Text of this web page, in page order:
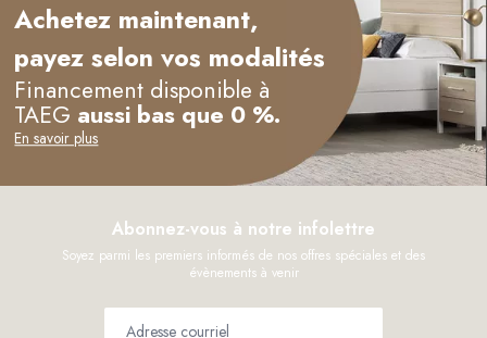
Achetez maintenant,
payez selon vos modalités
Financement disponible à
TAEG aussi bas que 0 %.
En savoir plus
Abonnez-vous à notre infolettre
Soyez parmi les premiers informés de nos offres spéciales et des
évènements à venir